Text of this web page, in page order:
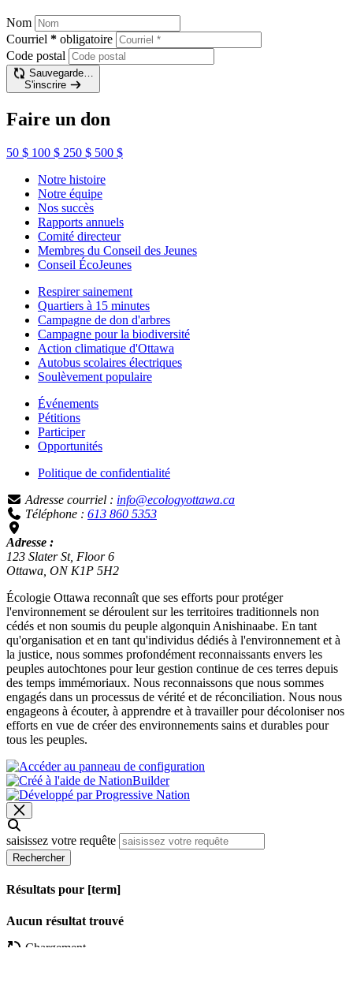
Nom
Courriel * obligatoire
Code postal
Sauvegarde…
S'inscrire
Faire un don
50 $ 100 $ 250 $ 500 $
Notre histoire
Notre équipe
Nos succès
Rapports annuels
Comité directeur
Membres du Conseil des Jeunes
Conseil ÉcoJeunes
Respirer sainement
Quartiers à 15 minutes
Campagne de don d'arbres
Campagne pour la biodiversité
Action climatique d'Ottawa
Autobus scolaires électriques
Soulèvement populaire
Événements
Pétitions
Participer
Opportunités
Politique de confidentialité
Adresse courriel : info@ecologyottawa.ca
Téléphone : 613 860 5353
Adresse :
123 Slater St, Floor 6
Ottawa, ON K1P 5H2
Écologie Ottawa reconnaît que ses efforts pour protéger
l'environnement se déroulent sur les territoires traditionnels non
cédés et non soumis du peuple algonquin Anishinaabe. En tant
qu'organisation et en tant qu'individus dédiés à l'environnement et à
la justice, nous sommes profondément reconnaissants envers les
peuples autochtones pour leur gestion continue de ces terres depuis
des temps immémoriaux. Nous reconnaissons que nous sommes
engagés dans un processus de vérité et de réconciliation. Nous nous
engageons à écouter, à apprendre et à travailler pour décoloniser nos
efforts en vue de créer des environnements sains et durables pour
tous les peuples.
saisissez votre requête
Rechercher
Résultats pour [term]
Aucun résultat trouvé
Chargement…